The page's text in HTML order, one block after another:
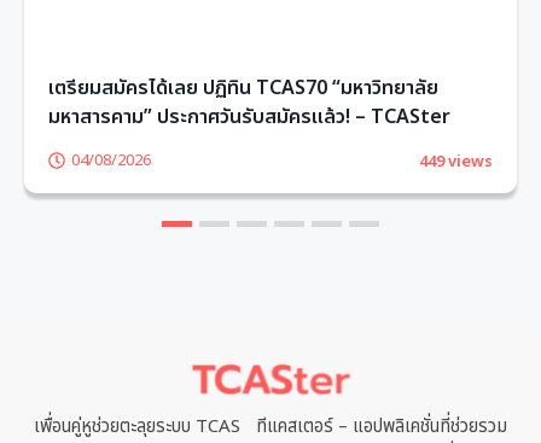
เตรียมสมัครได้เลย ปฏิทิน TCAS70 “มหาวิทยาลัย
มหาสารคาม” ประกาศวันรับสมัครแล้ว! – TCASter
04/08/2026 449 views
3 4 5 6
เพื่อนคู่หูช่วยตะลุยระบบ TCAS ทีแคสเตอร์ – แอปพลิเคชั่นที่ช่วยรวม